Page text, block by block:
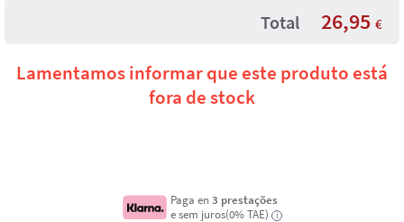
Total 26,95 €
Lamentamos informar que este produto está
fora de stock
Paga en3 prestações
e sem juros(0% TAE)
i